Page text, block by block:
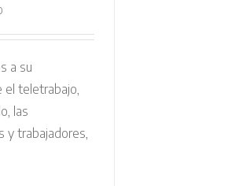
a su
el teletrabajo,
las
y trabajadores,